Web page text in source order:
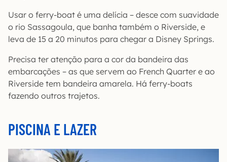
Usar o ferry-boat é uma delícia – desce com suavidade
o rio Sassagoula, que banha também o Riverside, e
leva de 15 a 20 minutos para chegar a Disney Springs.
Precisa ter atenção para a cor da bandeira das
embarcações – as que servem ao French Quarter e ao
Riverside tem bandeira amarela. Há ferry-boats
fazendo outros trajetos.
PISCINA E LAZER